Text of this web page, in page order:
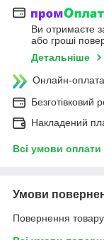
Ви отримаєте
або гроші
Детальніше
Онлайн-
Безготівковий
Накладений
Всі умови оплати
Умови
Повернення